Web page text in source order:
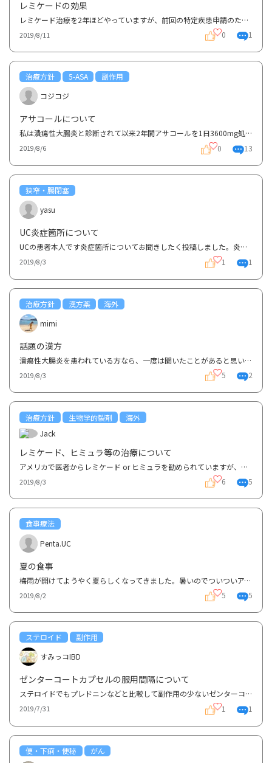
レミケードの効果
レミケード治療を2年ほどやっていますが、前回の特定疾患申請のため内視鏡検査を行ったところ、思ったよ...
2019/8/11 0 1
治療方針 5-ASA
副作用
コジコジ
アサコールについて
私は潰瘍性大腸炎と診断されて以来2年間アサコールを1日3600mg処方されています。慢性持続型です。ネッ...
2019/8/6 0 13
狭窄・腸閉塞
yasu
UC炎症箇所について
UCの患者本人です炎症箇所についてお聞きしたく投稿しました。炎症を起こし細くなってしまった箇所とい...
2019/8/3 1 1
治療方針 漢方薬
海外
mimi
話題の漢方
潰瘍性大腸炎を患われている方なら、一度は聞いたことがあると思いますが…スカイクリニックの広島漢方を...
2019/8/3 5 2
治療方針 生物学的製剤
海外
Jack
レミケード、ヒミュラ等の治療について
アメリカで医者からレミケード or ヒミュラを勧められていますが、本当に必要なのか不安です。似たよう...
2019/8/3 6 5
食事療法
Penta.UC
夏の食事
梅雨が開けてようやく夏らしくなってきました。暑いのでついついアイスや冷たい飲み物が欲しくなってし...
2019/8/2 5 5
ステロイド
副作用
すみっコIBD
ゼンターコートカプセルの服用間隔について
ステロイドでもプレドニンなどと比較して副作用の少ないゼンターコートカプセルを服用しています。8週間...
2019/7/31 1 1
便・下痢・便秘
がん